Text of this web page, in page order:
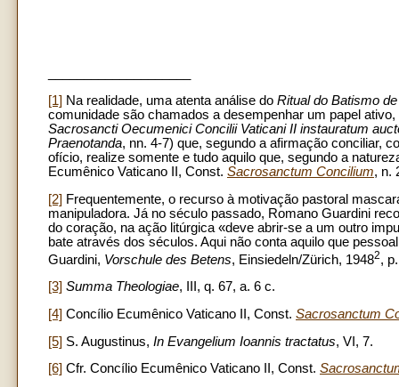
[1] Na realidade, uma atenta análise do Ritual do Batismo
comunidade são chamados a desempenhar um papel
Sacrosancti Oecumenici Concilii Vaticani II instauratum
Praenotanda, nn. 4-7) que, segundo a afirmação conciliar,
ofício, realize somente e tudo aquilo que, segundo a
Ecumênico Vaticano II, Const. Sacrosanctum Concilium, n.
[2] Frequentemente, o recurso à motivação pastoral
manipuladora. Já no século passado, Romano Guardini
do coração, na ação litúrgica «deve abrir-se a um outro
bate através dos séculos. Aqui não conta aquilo que
Guardini, Vorschule des Betens, Einsiedeln/Zürich, 19482,
[3] Summa Theologiae, III, q. 67, a. 6 c.
[4] Concílio Ecumênico Vaticano II, Const. Sacrosanctum
[5] S. Augustinus, In Evangelium Ioannis tractatus, VI, 7.
[6] Cfr. Concílio Ecumênico Vaticano II, Const.